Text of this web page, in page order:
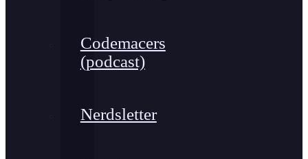
Codemacers
(podcast)
Nerdsletter